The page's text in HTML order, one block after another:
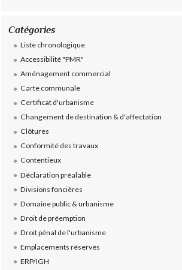
Catégories
Liste chronologique
Accessibilité "PMR"
Aménagement commercial
Carte communale
Certificat d'urbanisme
Changement de destination & d'affectation
Clôtures
Conformité des travaux
Contentieux
Déclaration préalable
Divisions foncières
Domaine public & urbanisme
Droit de préemption
Droit pénal de l'urbanisme
Emplacements réservés
ERP/IGH